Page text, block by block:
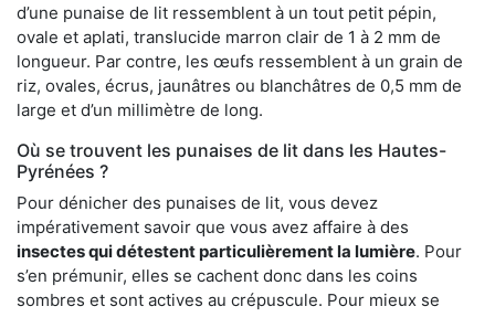
d’une punaise de lit ressemblent à un tout petit pépin,
ovale et aplati, translucide marron clair de 1 à 2 mm de
longueur. Par contre, les œufs ressemblent à un grain de
riz, ovales, écrus, jaunâtres ou blanchâtres de 0,5 mm de
large et d’un millimètre de long.
Où se trouvent les punaises de lit dans les Hautes-
Pyrénées ?
Pour dénicher des punaises de lit, vous devez
impérativement savoir que vous avez affaire à des
insectes qui détestent particulièrement la lumière. Pour
s’en prémunir, elles se cachent donc dans les coins
sombres et sont actives au crépuscule. Pour mieux se